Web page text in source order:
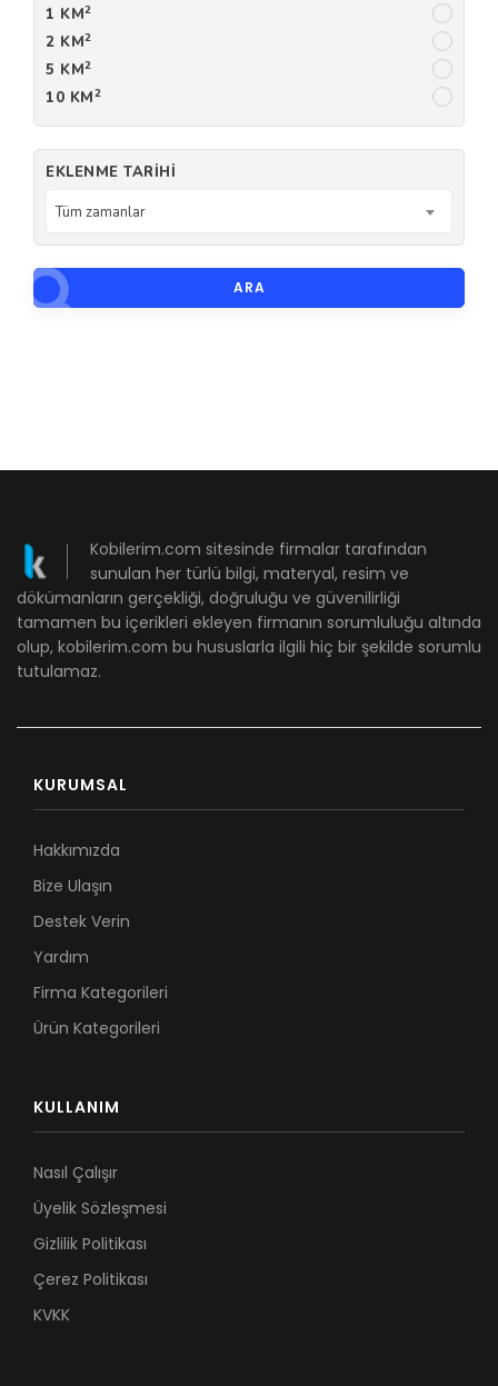
1 KM2
2 KM2
5 KM2
10 KM2
EKLENME TARIHI
Tüm zamanlar
ARA
Kobilerim.com sitesinde firmalar tarafından
sunulan her türlü bilgi, materyal, resim ve
dökümanların gerçekliği, doğruluğu ve güvenilirliği
tamamen bu içerikleri ekleyen firmanın sorumluluğu altında
olup, kobilerim.com bu hususlarla ilgili hiç bir şekilde sorumlu
tutulamaz.
KURUMSAL
Hakkımızda
Bize Ulaşın
Destek Verin
Yardım
Firma Kategorileri
Ürün Kategorileri
KULLANIM
Nasıl Çalışır
Üyelik Sözleşmesi
Gizlilik Politikası
Çerez Politikası
KVKK